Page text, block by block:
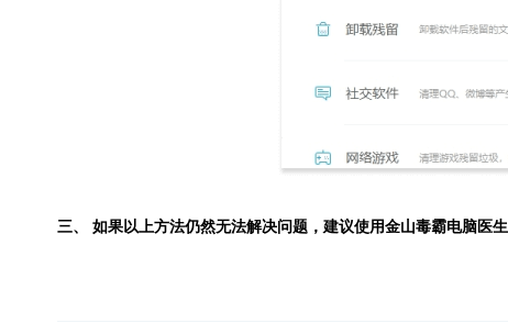
三、 如果以上方法仍然无法解决问题，建议使用金山毒霸电脑医生